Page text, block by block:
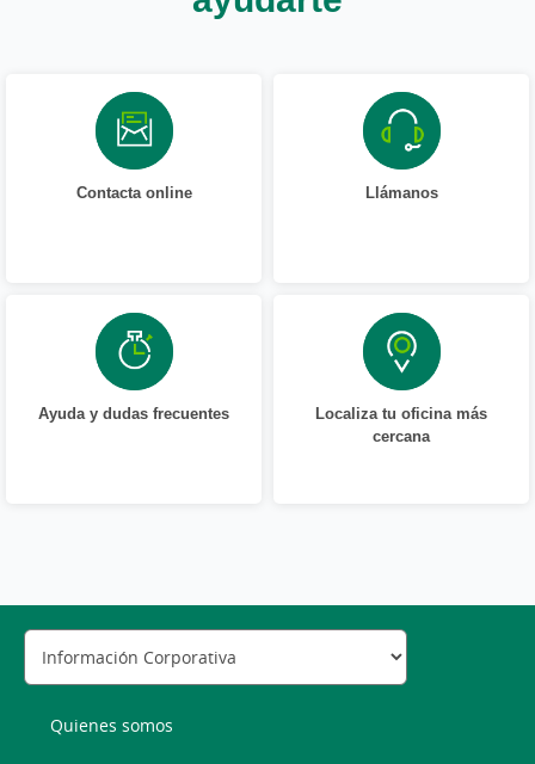
Contacta online Llámanos
Ayuda y dudas frecuentes
Localiza tu oficina más
cercana
Quienes somos